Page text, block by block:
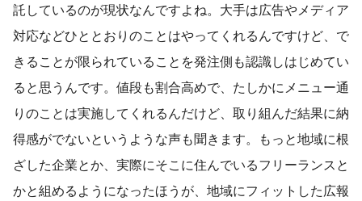
託しているのが現状なんですよね。大手は広告やメディア
対応などひととおりのことはやってくれるんですけど、で
きることが限られていることを発注側も認識しはじめてい
ると思うんです。値段も割合高めで、たしかにメニュー通
りのことは実施してくれるんだけど、取り組んだ結果に納
得感がでないというような声も聞きます。もっと地域に根
ざした企業とか、実際にそこに住んでいるフリーランスと
かと組めるようになったほうが、地域にフィットした広報